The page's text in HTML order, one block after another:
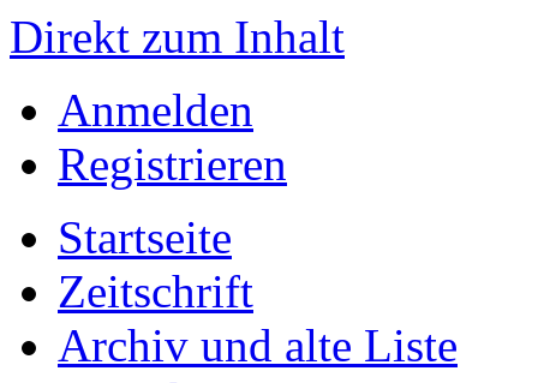
Direkt zum Inhalt
Anmelden
Registrieren
Startseite
Zeitschrift
Archiv und alte Liste